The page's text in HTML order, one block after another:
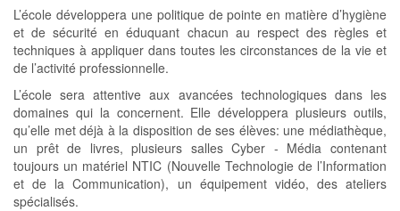
L’école développera une politique de pointe en matière d’hygiène
et de sécurité en éduquant chacun au respect des règles et
techniques à appliquer dans toutes les circonstances de la vie et
de l’activité professionnelle.
L’école sera attentive aux avancées technologiques dans les
domaines qui la concernent. Elle développera plusieurs outils,
qu’elle met déjà à la disposition de ses élèves: une médiathèque,
un prêt de livres, plusieurs salles Cyber - Média contenant
toujours un matériel NTIC (Nouvelle Technologie de l’Information
et de la Communication), un équipement vidéo, des ateliers
spécialisés.